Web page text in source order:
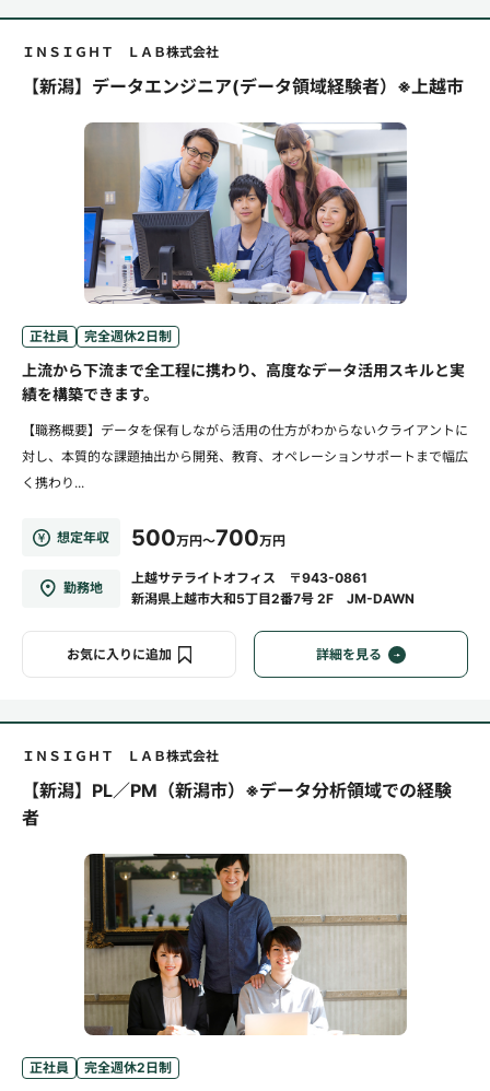
ＩＮＳＩＧＨＴ ＬＡＢ株式会社
【新潟】データエンジニア(データ領域経験者）※上越市
正社員 完全週休2日制
上流から下流まで全工程に携わり、高度なデータ活用スキルと実
績を構築できます。
【職務概要】データを保有しながら活用の仕方がわからないクライアントに
対し、本質的な課題抽出から開発、教育、オペレーションサポートまで幅広
く携わり...
想定年収 500万円～700万円
勤務地
上越サテライトオフィス 〒943-0861
新潟県上越市大和5丁目2番7号 2F JM-DAWN
お気に入りに追加 詳細を見る
ＩＮＳＩＧＨＴ ＬＡＢ株式会社
【新潟】PL／PM（新潟市）※データ分析領域での経験
者
正社員 完全週休2日制